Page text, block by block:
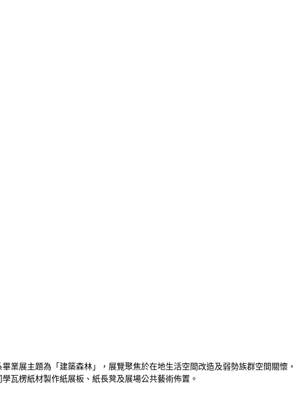
業展主題為「建築森林」，展覽聚焦於在地生活空間改造及弱勢族群空間關懷，
瓦楞紙材製作紙展板、紙長凳及展場公共藝術佈置。